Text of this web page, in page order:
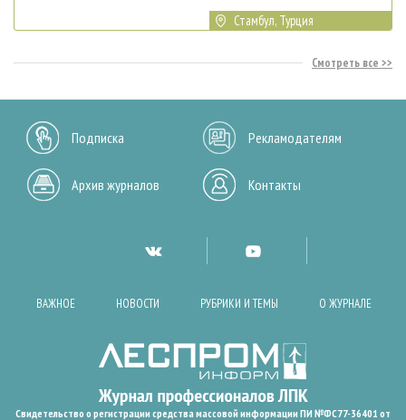
Стамбул, Турция
Смотреть все
Подписка Рекламодателям
Архив журналов Контакты
ВАЖНОЕ НОВОСТИ РУБРИКИ И ТЕМЫ О ЖУРНАЛЕ
Свидетельство о регистрации средства массовой информации ПИ №ФС77-36401 от